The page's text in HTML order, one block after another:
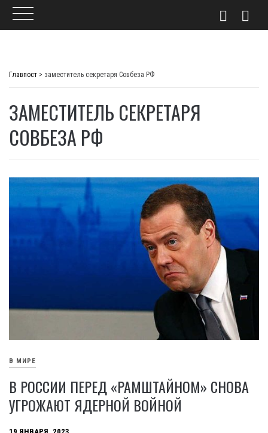
Главпост > заместитель секретаря Совбеза РФ
ЗАМЕСТИТЕЛЬ СЕКРЕТАРЯ
СОВБЕЗА РФ
В МИРЕ
В РОССИИ ПЕРЕД «РАМШТАЙНОМ» СНОВА
УГРОЖАЮТ ЯДЕРНОЙ ВОЙНОЙ